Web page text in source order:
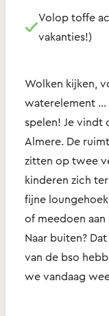
Volop toffe
vakanties!)
Wolken kijken,
waterelement …
spelen! Je vindt
Almere. De
zitten op twee
kinderen zich
fijne
of meedoen
Naar buiten?
van de bso
we vandaag